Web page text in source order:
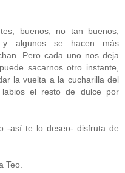
buenos, no tan buenos,
y algunos se hacen más
Pero cada uno nos deja
sacarnos otro instante,
la vuelta a la cucharilla del
el resto de dulce por
-así te lo deseo- disfruta de
Teo.